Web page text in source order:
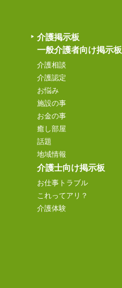
介護掲示板
一般介護者向け掲示板
介護相談
介護認定
お悩み
施設の事
お金の事
癒し部屋
話題
地域情報
介護士向け掲示板
お仕事トラブル
これってアリ？
介護体験